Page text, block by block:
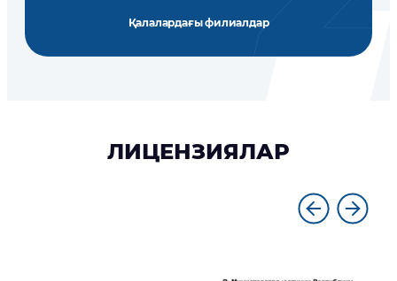
Қалалардағы филиалдар
ЛИЦЕНЗИЯЛАР